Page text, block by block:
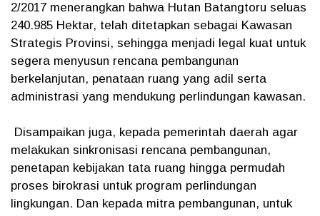
2/2017 menerangkan bahwa Hutan Batangtoru seluas
240.985 Hektar, telah ditetapkan sebagai Kawasan
Strategis Provinsi, sehingga menjadi legal kuat untuk
segera menyusun rencana pembangunan
berkelanjutan, penataan ruang yang adil serta
administrasi yang mendukung perlindungan kawasan.
Disampaikan juga, kepada pemerintah daerah agar
melakukan sinkronisasi rencana pembangunan,
penetapan kebijakan tata ruang hingga permudah
proses birokrasi untuk program perlindungan
lingkungan. Dan kepada mitra pembangunan, untuk